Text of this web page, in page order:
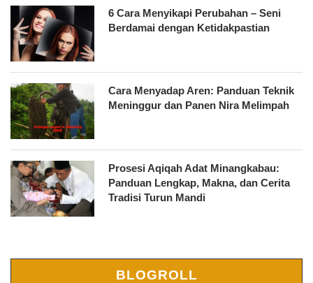
6 Cara Menyikapi Perubahan – Seni
Berdamai dengan Ketidakpastian
Cara Menyadap Aren: Panduan Teknik
Meninggur dan Panen Nira Melimpah
Prosesi Aqiqah Adat Minangkabau:
Panduan Lengkap, Makna, dan Cerita
Tradisi Turun Mandi
BLOGROLL